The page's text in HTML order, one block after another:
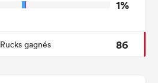
1%
Rucks gagnés 86